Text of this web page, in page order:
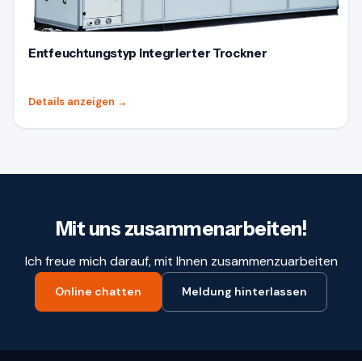
Entfeuchtungstyp integrierter Trockner
Details anzeigen →
Mit uns zusammenarbeiten!
Ich freue mich darauf, mit Ihnen zusammenzuarbeiten
Online chatten Meldung hinterlassen